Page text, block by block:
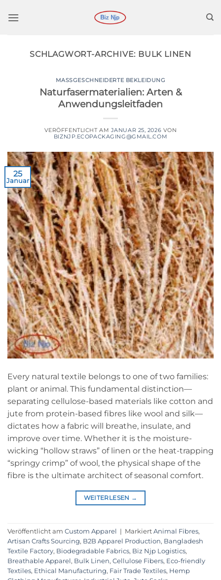
Inhalt
SCHLAGWORT-ARCHIVE: BULK LINEN
MASSGESCHNEIDERTE BEKLEIDUNG
Naturfasermaterialien: Arten &
Anwendungsleitfaden
VERÖFFENTLICHT AM JANUAR 25, 2026 VON
BIZNJP.ECOPACKAGING@GMAIL.COM
25
Januar
Every natural textile belongs to one of two families:
plant or animal. This fundamental distinction—
separating cellulose-based materials like cotton and
jute from protein-based fibres like wool and silk—
dictates how a fabric will breathe, insulate, and
improve over time. Whether it is the moisture-
wicking “hollow straws” of linen or the heat-trapping
“springy crimp” of wool, the physical shape of the
fibre is the ultimate architect of seasonal comfort.
WEITERLESEN →
Veröffentlicht am Custom Apparel | Markiert Animal Fibres,
Artisan Crafts Sourcing, B2B Apparel Production, Bangladesh
Textile Factory, Biodegradable Fabrics, Biz Njp Logistics,
Breathable Apparel , Bulk Linen, Cellulose Fibers, Eco-friendly
Textiles, Ethical Manufacturing, Fair Trade Textiles, Hemp